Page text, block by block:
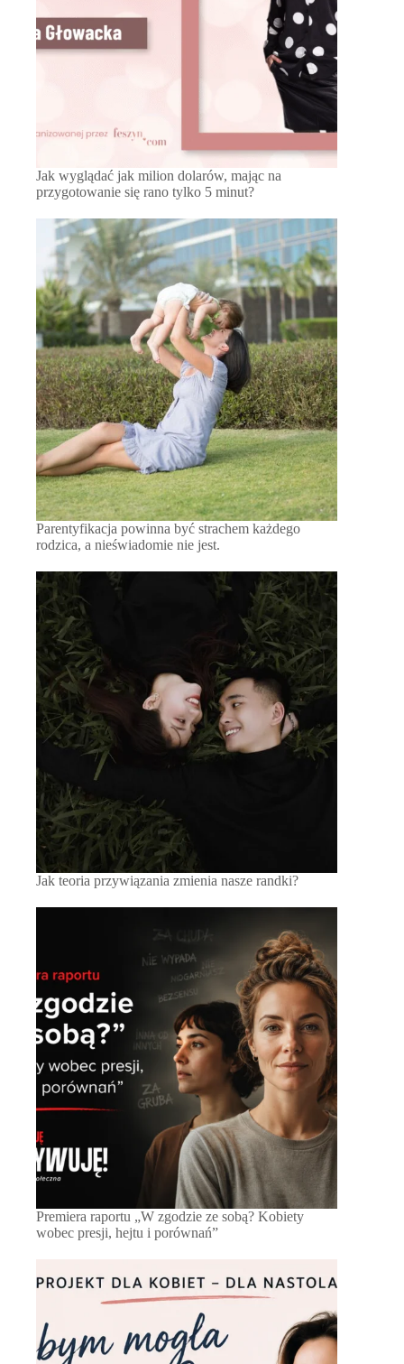
Jak wyglądać jak milion dolarów, mając na
przygotowanie się rano tylko 5 minut?
Parentyfikacja powinna być strachem każdego
rodzica, a nieświadomie nie jest.
Jak teoria przywiązania zmienia nasze randki?
Premiera raportu „W zgodzie ze sobą? Kobiety
wobec presji, hejtu i porównań”